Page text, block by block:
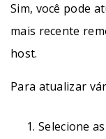
Sim, você pode
mais recente
host.
Para atualizar
Selecione